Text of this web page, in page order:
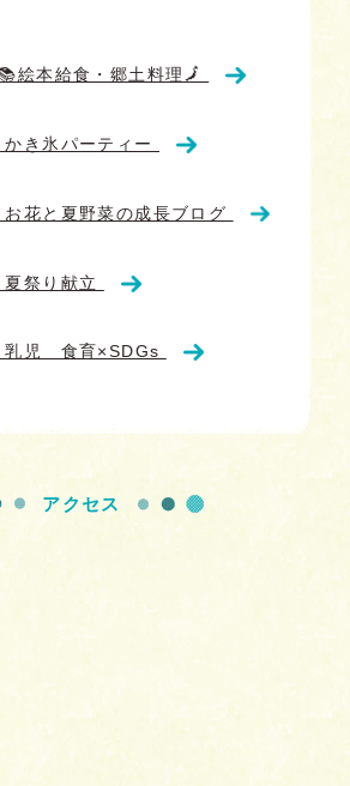
絵本給食・郷土料理🗾
き氷パーティー
花と夏野菜の成長ブログ
祭り献立
乳児 食育×SDGs
アクセス